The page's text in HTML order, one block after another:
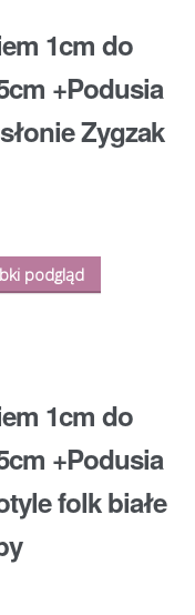
1cm do
+Podusia
Zygzak
podgląd
1cm do
+Podusia
folk białe